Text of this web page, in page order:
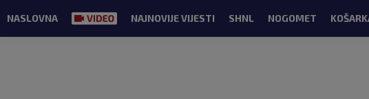
NASLOVNA NAJNOVIJE VIJESTI SHNL NOGOMET